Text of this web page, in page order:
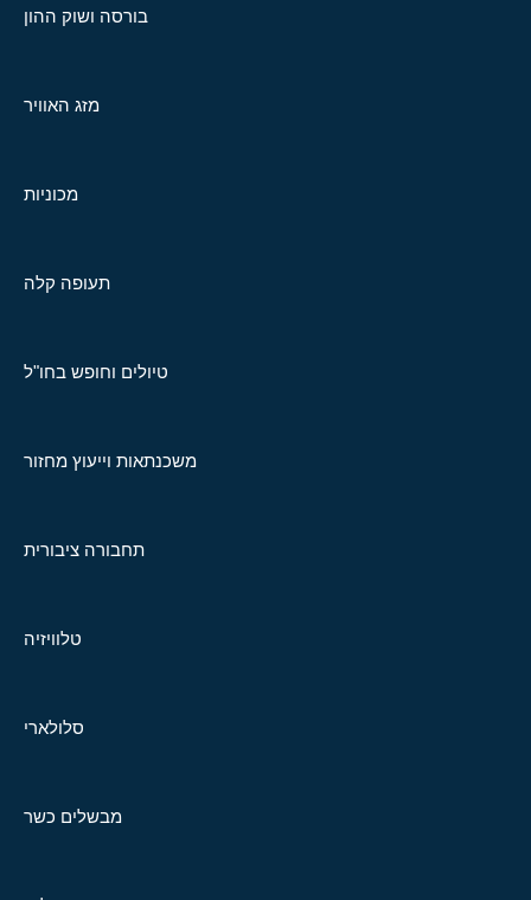
בורסה ושוק ההון
מזג האוויר
מכוניות
תעופה קלה
טיולים וחופש בחו"ל
משכנתאות וייעוץ מחזור
תחבורה ציבורית
טלוויזיה
סלולארי
מבשלים כשר